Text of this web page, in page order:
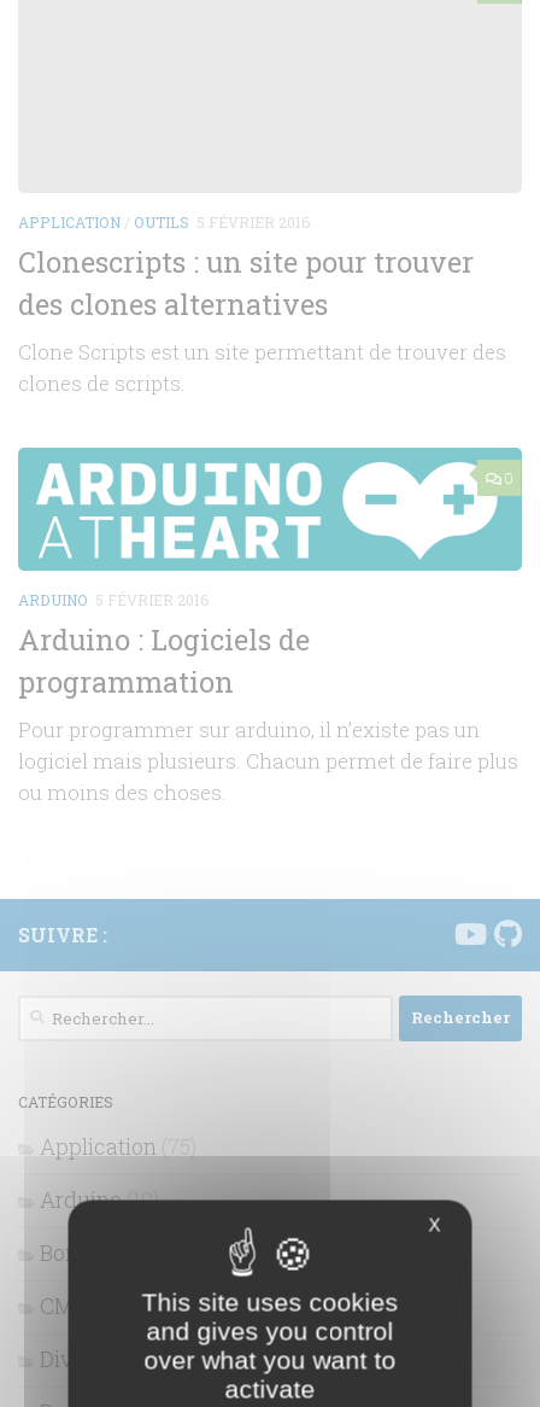
APPLICATION / OUTILS 5 FÉVRIER 2016
Clonescripts : un site pour trouver
des clones alternatives
Clone Scripts est un site permettant de trouver des
clones de scripts.
0
ARDUINO 5 FÉVRIER 2016
Arduino : Logiciels de
programmation
Pour programmer sur arduino, il n’existe pas un
logiciel mais plusieurs. Chacun permet de faire plus
ou moins des choses.
SUIVRE :
Rechercher :
CATÉGORIES
Application (75)
Arduino(10)
Bon plans
CMS
Divertissement(44)
X
This site uses cookies
and gives you control
over what you want to
activate